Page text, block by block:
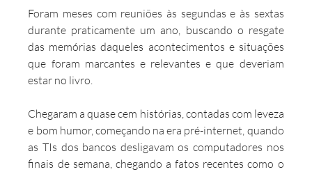
Foram meses com reuniões às segundas e às sextas
durante praticamente um ano, buscando o resgate
das memórias daqueles acontecimentos e situações
que foram marcantes e relevantes e que deveriam
estar no livro.
Chegaram a quase cem histórias, contadas com leveza
e bom humor, começando na era pré-internet, quando
as TIs dos bancos desligavam os computadores nos
finais de semana, chegando a fatos recentes como o